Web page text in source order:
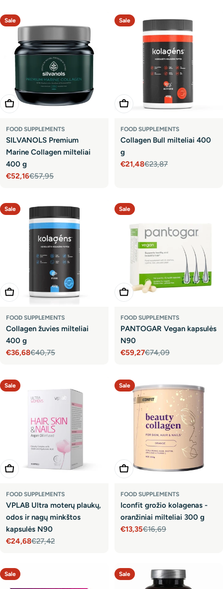
Sale
Add To Cart
FOOD SUPPLEMENTS
SILVANOLS Premium
Marine Collagen milteliai
400 g
Sale
€52,16
Regular€57,95
Sale
Add To Cart
FOOD SUPPLEMENTS
Collagen Bull milteliai 400
g
Sale
€21,48
Regular€23,87
Sale
Add To Cart
FOOD SUPPLEMENTS
Collagen žuvies milteliai
400 g
Sale
€36,68
Regular€40,75
Sale
Add To Cart
FOOD SUPPLEMENTS
PANTOGAR Vegan kapsulės
N90
Sale
€59,27
Regular€74,09
Sale
Add To Cart
FOOD SUPPLEMENTS
VPLAB Ultra moterų plaukų,
odos ir nagų minkštos
kapsulės N90
Sale
€24,68
Regular€27,42
Sale
Add To Cart
FOOD SUPPLEMENTS
Iconfit grožio kolagenas -
oranžiniai milteliai 300 g
Sale
€13,35
Regular€16,69
Sale Sale